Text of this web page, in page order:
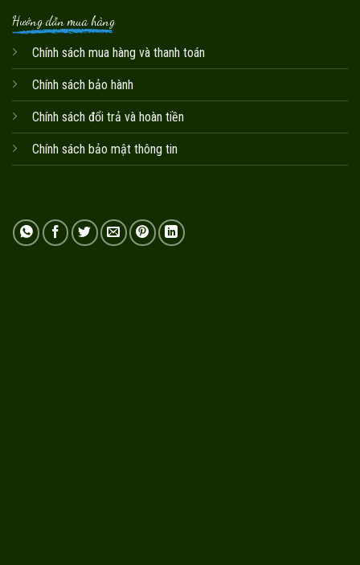
Hướng dẫn mua hàng
Chính sách mua hàng và thanh toán
Chính sách bảo hành
Chính sách đổi trả và hoàn tiền
Chính sách bảo mật thông tin